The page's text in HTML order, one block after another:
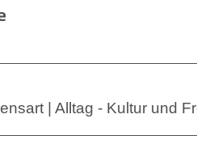
| Alltag - Kultur und